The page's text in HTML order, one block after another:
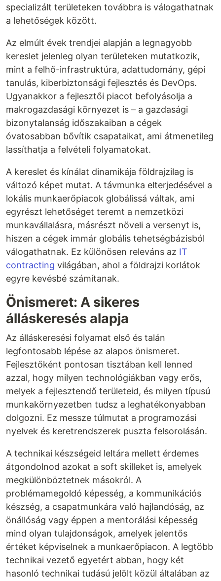
specializált területeken továbbra is válogathatnak
a lehetőségek között.
Az elmúlt évek trendjei alapján a legnagyobb
kereslet jelenleg olyan területeken mutatkozik,
mint a felhő-infrastruktúra, adattudomány, gépi
tanulás, kiberbiztonsági fejlesztés és DevOps.
Ugyanakkor a fejlesztői piacot befolyásolja a
makrogazdasági környezet is – a gazdasági
bizonytalanság időszakaiban a cégek
óvatosabban bővítik csapataikat, ami átmenetileg
lassíthatja a felvételi folyamatokat.
A kereslet és kínálat dinamikája földrajzilag is
változó képet mutat. A távmunka elterjedésével a
lokális munkaerőpiacok globálissá váltak, ami
egyrészt lehetőséget teremt a nemzetközi
munkavállalásra, másrészt növeli a versenyt is,
hiszen a cégek immár globális tehetségbázisból
válogathatnak. Ez különösen releváns az IT
contracting világában, ahol a földrajzi korlátok
egyre kevésbé számítanak.
Önismeret: A sikeres
álláskeresés alapja
Az álláskeresési folyamat első és talán
legfontosabb lépése az alapos önismeret.
Fejlesztőként pontosan tisztában kell lenned
azzal, hogy milyen technológiákban vagy erős,
melyek a fejlesztendő területeid, és milyen típusú
munkakörnyezetben tudsz a leghatékonyabban
dolgozni. Ez messze túlmutat a programozási
nyelvek és keretrendszerek puszta felsorolásán.
A technikai készségeid leltára mellett érdemes
átgondolnod azokat a soft skilleket is, amelyek
megkülönböztetnek másokról. A
problémamegoldó képesség, a kommunikációs
készség, a csapatmunkára való hajlandóság, az
önállóság vagy éppen a mentorálási képesség
mind olyan tulajdonságok, amelyek jelentős
értéket képviselnek a munkaerőpiacon. A legtöbb
technikai vezető egyetért abban, hogy két
hasonló technikai tudású jelölt közül általában az